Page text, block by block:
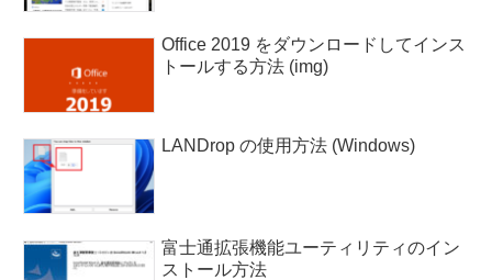
Office 2019 をダウンロードしてインス
トールする方法 (img)
LANDrop の使用方法 (Windows)
富士通拡張機能ユーティリティのイン
ストール方法